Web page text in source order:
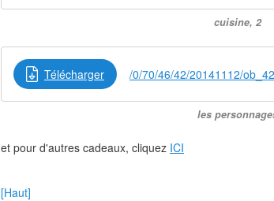
cuisine, 2
Télécharger /0/70/46/42/20141112/
les
et pour d'autres cadeaux, cliquez ICI
[Haut]